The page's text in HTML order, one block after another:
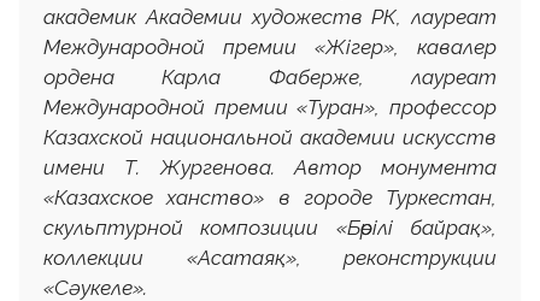
академик Академии художеств РК, лауреат
Международной премии «Жігер», кавалер
ордена Карла Фаберже, лауреат
Международной премии «Туран», профессор
Казахской национальной академии искусств
имени Т. Жургенова. Автор монумента
«Казахское ханство» в городе Туркестан,
скульптурной композиции «Бөрілі байрақ»,
коллекции «Асатаяқ», реконструкции
«Сәукеле».